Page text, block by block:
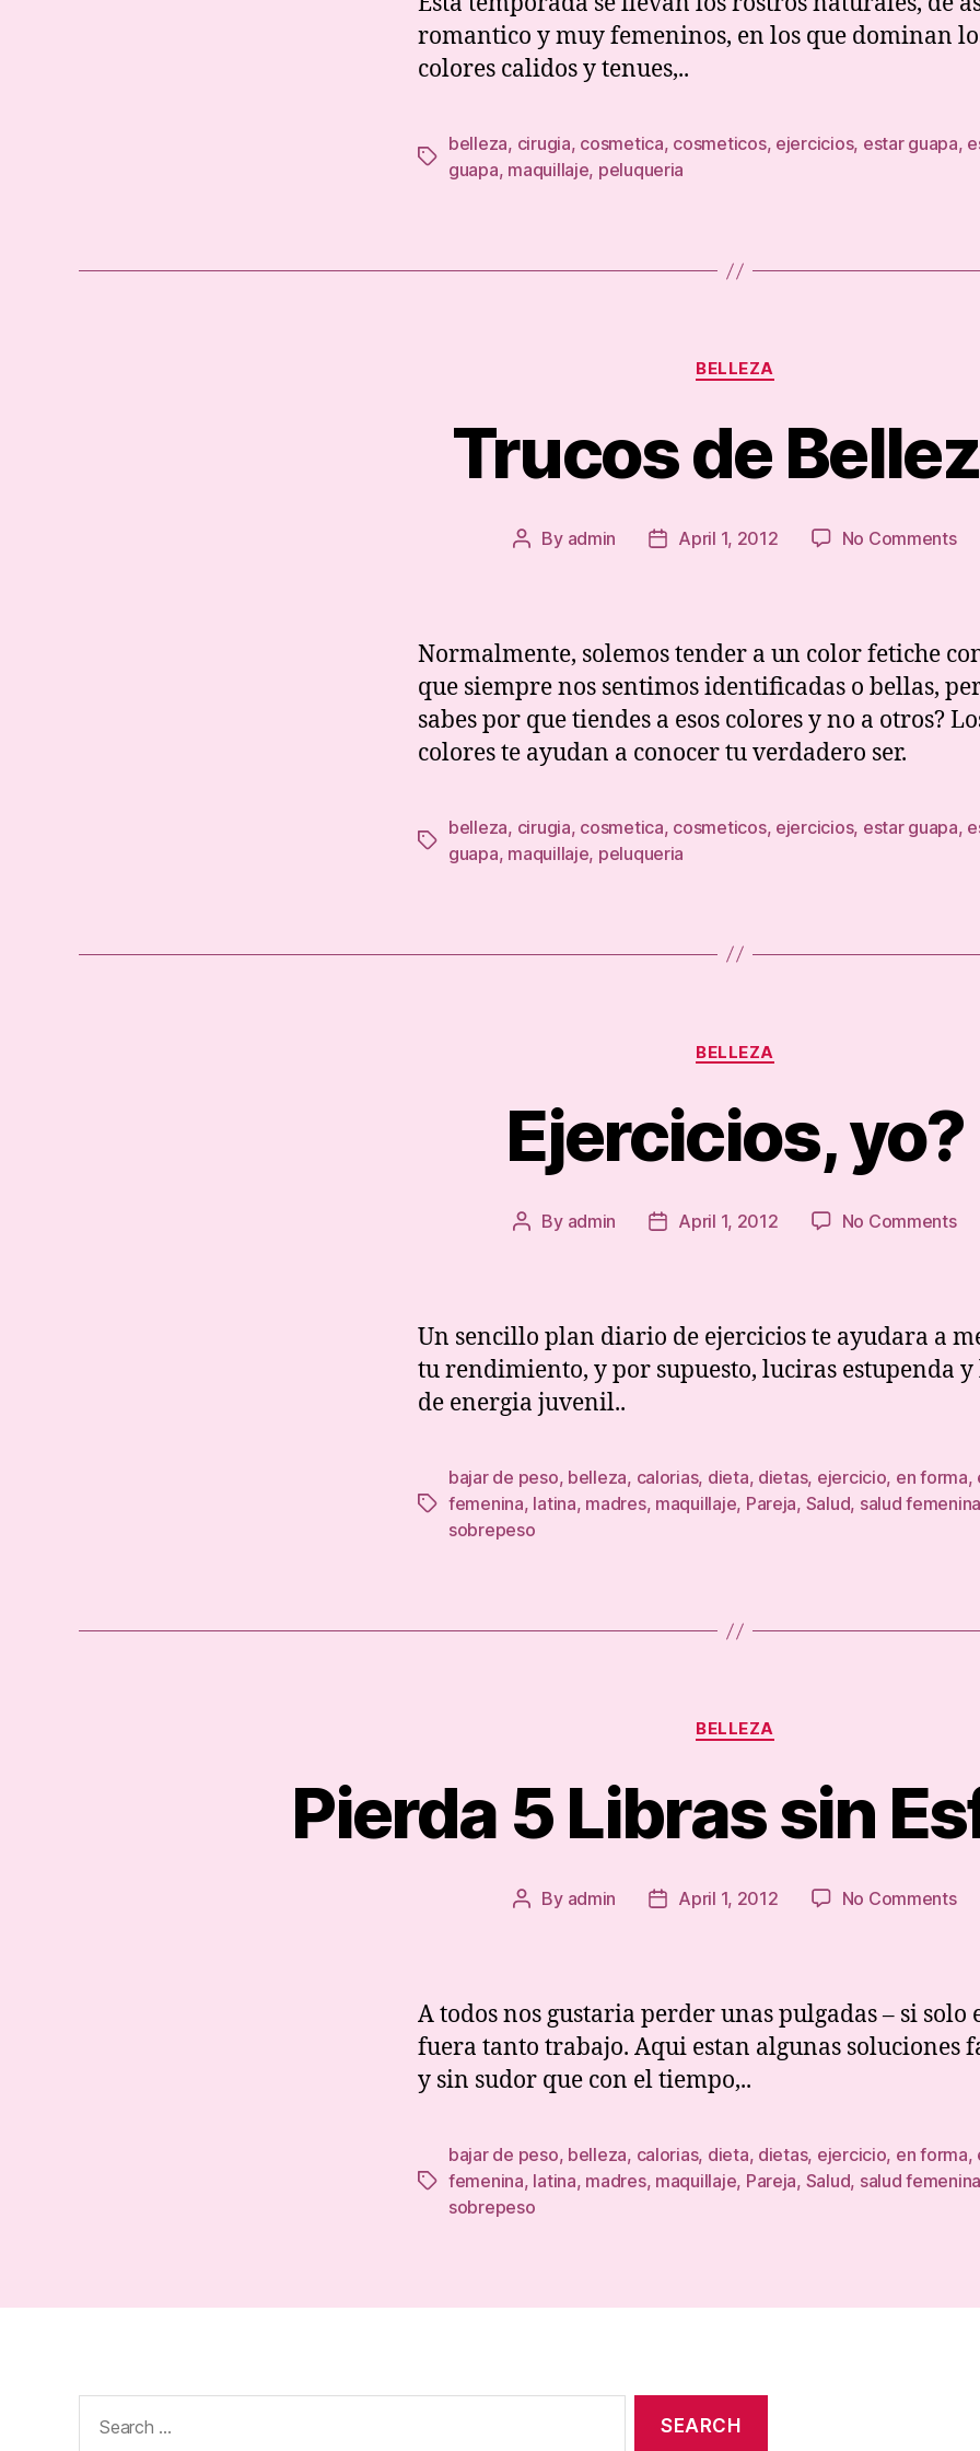
romantico y muy femeninos, en los que dominan
colores calidos y tenues,..
Tags
belleza, cirugia, cosmetica, cosmeticos, ejercicios, estar guapa,
guapa, maquillaje, peluqueria
Categories
BELLEZA
Trucos de
Post
By admin
PostApril 1, 2012 No Commentson
Normalmente, solemos tender a un color fetiche
que siempre nos sentimos identificadas o bellas,
sabes por que tiendes a esos colores y no a otros?
colores te ayudan a conocer tu verdadero ser.
Tags
belleza, cirugia, cosmetica, cosmeticos, ejercicios, estar guapa,
guapa, maquillaje, peluqueria
Categories
BELLEZA
Ejercicios, yo?
Post
By admin
PostApril 1, 2012 No Commentson
Un sencillo plan diario de ejercicios te ayudara a
tu rendimiento, y por supuesto, luciras estupenda
de energia juvenil..
Tags
bajar de peso, belleza, calorias, dieta, dietas, ejercicio, en forma,
femenina, latina, madres, maquillaje, Pareja, Salud, salud femenina
sobrepeso
Categories
BELLEZA
Pierda 5 Libras sin
Post
By admin
PostApril 1, 2012 No Commentson
A todos nos gustaria perder unas pulgadas – si solo
fuera tanto trabajo. Aqui estan algunas soluciones
y sin sudor que con el tiempo,..
Tags
bajar de peso, belleza, calorias, dieta, dietas, ejercicio, en forma,
femenina, latina, madres, maquillaje, Pareja, Salud, salud femenina
sobrepeso
for: